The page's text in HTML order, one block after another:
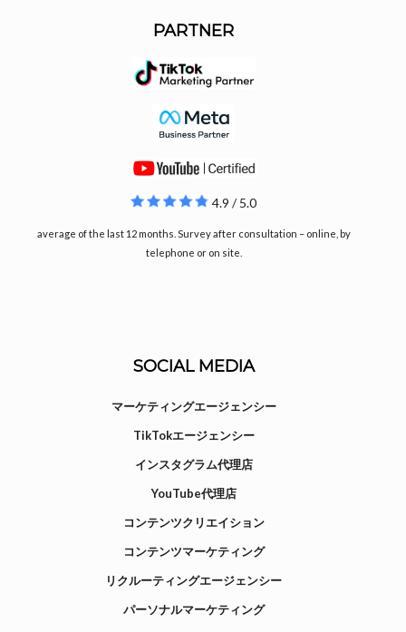
PARTNER
4.9 / 5.0
average of the last 12 months. Survey after consultation – online, by
telephone or on site.
SOCIAL MEDIA
マーケティングエージェンシー
TikTokエージェンシー
インスタグラム代理店
YouTube代理店
コンテンツクリエイション
コンテンツマーケティング
リクルーティングエージェンシー
パーソナルマーケティング